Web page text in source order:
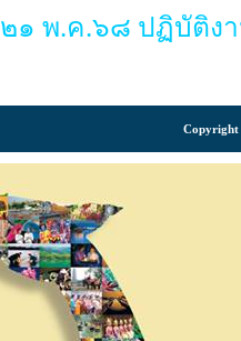
๒๑ พ.ค.๖๘ ปฏิบัติง
Copyright